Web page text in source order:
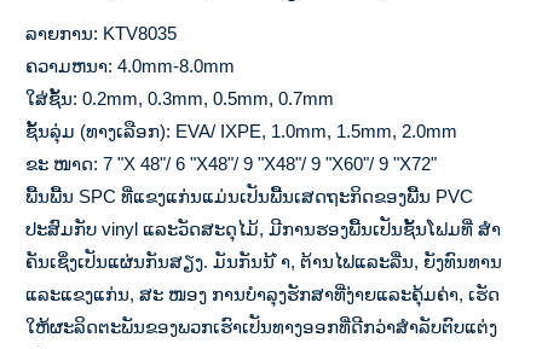
ລາຍການ: KTV8035
ຄວາມຫນາ: 4.0mm-8.0mm
ໃສ່ຊັ້ນ: 0.2mm, 0.3mm, 0.5mm, 0.7mm
ຊັ້ນລຸ່ມ (ທາງເລືອກ): EVA/ IXPE, 1.0mm, 1.5mm, 2.0mm
ຂະ ໜາດ: 7 "X 48"/ 6 "X48"/ 9 "X48"/ 9 "X60"/ 9 "X72"
ພື້ນພື້ນ SPC ທີ່ແຂງແກ່ນແມ່ນເປັນພື້ນເສດຖະກິດຂອງພື້ນ PVC
ປະສົມກັບ vinyl ແລະວັດສະດຸໄມ້, ມີການຮອງພື້ນເປັນຊັ້ນໂຟມທີ່ ສຳ
ຄັນເຊິ່ງເປັນແຜ່ນກັນສຽງ. ມັນກັນນ້ ຳ, ຕ້ານໄຟແລະລື່ນ, ຍັງທົນທານ
ແລະແຂງແກ່ນ, ສະ ໜອງ ການບໍາລຸງຮັກສາທີ່ງ່າຍແລະຄຸ້ມຄ່າ, ເຮັດ
ໃຫ້ຜະລິດຕະພັນຂອງພວກເຮົາເປັນທາງອອກທີ່ດີກວ່າສໍາລັບຕົບແຕ່ງ